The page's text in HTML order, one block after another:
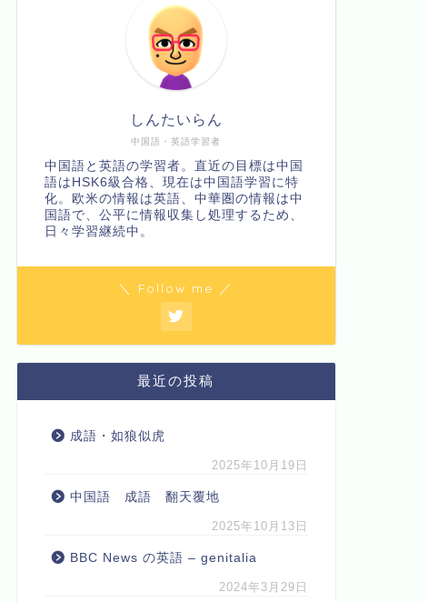
中国語・英語学習者
しんたいらん
中国語と英語の学習者。直近の目標は中国
語はHSK6級合格、現在は中国語学習に特
化。欧米の情報は英語、中華圏の情報は中
国語で、公平に情報収集し処理するため、
日々学習継続中。
＼ Follow me ／
最近の投稿
成語・如狼似虎
2025年10月19日
中国語 成語 翻天覆地
2025年10月13日
BBC News の英語 – genitalia
2024年3月29日